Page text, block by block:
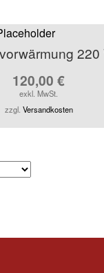
220
120,00 €
exkl. MwSt.
zzgl. Versandkosten